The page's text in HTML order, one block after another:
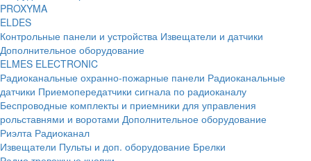
PROXYMA
ELDES
Контрольные панели и устройства Извещатели и датчики
Дополнительное оборудование
ELMES ELECTRONIC
Радиоканальные охранно-пожарные панели Радиоканальные
датчики Приемопередатчики сигнала по радиоканалу
Беспроводные комплекты и приемники для управления
рольставнями и воротами Дополнительное оборудование
Риэлта Радиоканал
Извещатели Пульты и доп. оборудование Брелки